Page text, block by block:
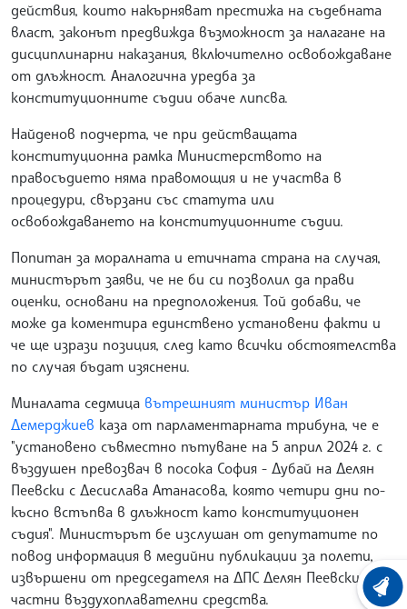
действия, които накърняват престижа на съдебната
власт, законът предвижда възможност за налагане на
дисциплинарни наказания, включително освобождаване
от длъжност. Аналогична уредба за
конституционните съдии обаче липсва.
Найденов подчерта, че при действащата
конституционна рамка Министерството на
правосъдието няма правомощия и не участва в
процедури, свързани със статута или
освобождаването на конституционните съдии.
Попитан за моралната и етичната страна на случая,
министърът заяви, че не би си позволил да прави
оценки, основани на предположения. Той добави, че
може да коментира единствено установени факти и
че ще изрази позиция, след като всички обстоятелства
по случая бъдат изяснени.
Миналата седмица вътрешният министър Иван
Демерджиев каза от парламентарната трибуна, че е
"установено съвместно пътуване на 5 април 2024 г. с
въздушен превозвач в посока София - Дубай на Делян
Пеевски с Десислава Атанасова, която четири дни по-
късно встъпва в длъжност като конституционен
съдия". Министърът бе изслушан от депутатите по
повод информация в медийни публикации за полети,
извършени от председателя на ДПС Делян Пеевски с
частни въздухоплавателни средства.